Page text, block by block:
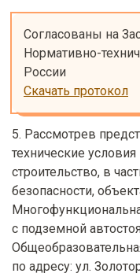
Согласованы на
Нормативно-
Скачать протокол
5. Рассмотрев
технические
строительство, в
безопасности,
с подземной
по адресу: ул.